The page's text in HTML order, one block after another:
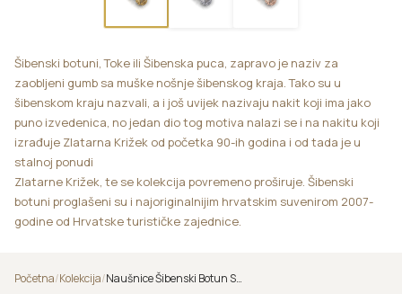
Šibenski botuni, Toke ili Šibenska puca, zapravo je naziv za
zaobljeni gumb sa muške nošnje šibenskog kraja. Tako su u
šibenskom kraju nazvali, a i još uvijek nazivaju nakit koji ima jako
puno izvedenica, no jedan dio tog motiva nalazi se i na nakitu koji
izrađuje Zlatarna Križek od početka 90-ih godina i od tada je u
stalnoj ponudi
Zlatarne Križek, te se kolekcija povremeno proširuje. Šibenski
botuni proglašeni su i najoriginalnijim hrvatskim suvenirom 2007-
godine od Hrvatske turističke zajednice.
Početna/Kolekcija/ Naušnice Šibenski Botun SD8m